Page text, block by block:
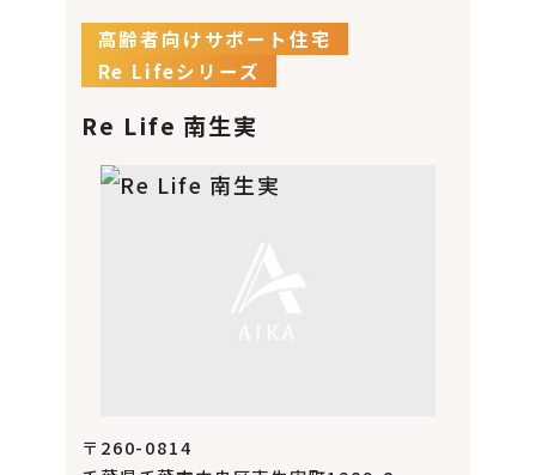
高齢者向けサポート住宅
Re Lifeシリーズ
Re Life 南生実
〒260-0814